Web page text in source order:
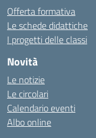
Offerta formativa
Le schede didattiche
I progetti delle classi
Novità
Le notizie
Le circolari
Calendario eventi
Albo online